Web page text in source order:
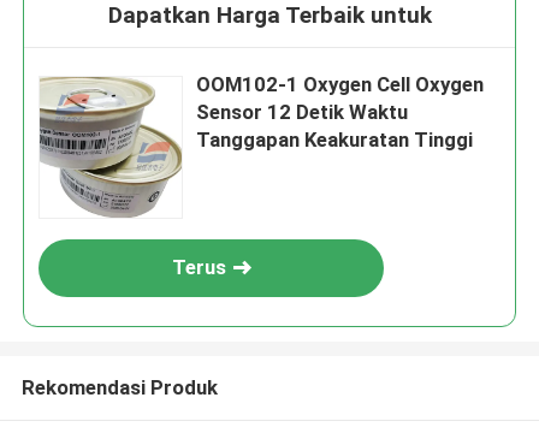
Dapatkan Harga Terbaik untuk
OOM102-1 Oxygen Cell Oxygen
Sensor 12 Detik Waktu
Tanggapan Keakuratan Tinggi
Terus
Rekomendasi Produk